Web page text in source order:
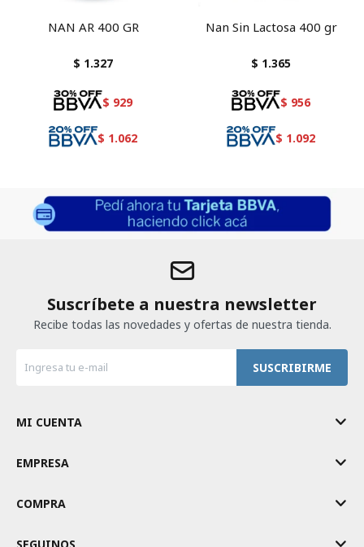
NAN AR 400 GR
$ 1.327
$ 929
$ 1.062
Nan Sin Lactosa 400 gr
$ 1.365
$ 956
$ 1.092
Suscríbete a nuestra newsletter
Recibe todas las novedades y ofertas de nuestra tienda.
SUSCRIBIRME
MI CUENTA
EMPRESA
COMPRA